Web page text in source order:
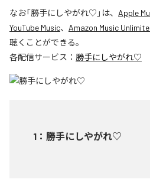
なお「勝手にしやがれ♡ 」は、 Apple
YouTube Music、 Amazon Music
聴くことができる。
各配信サービス： 勝手にしやがれ♡
1 ： 勝手にしやがれ♡